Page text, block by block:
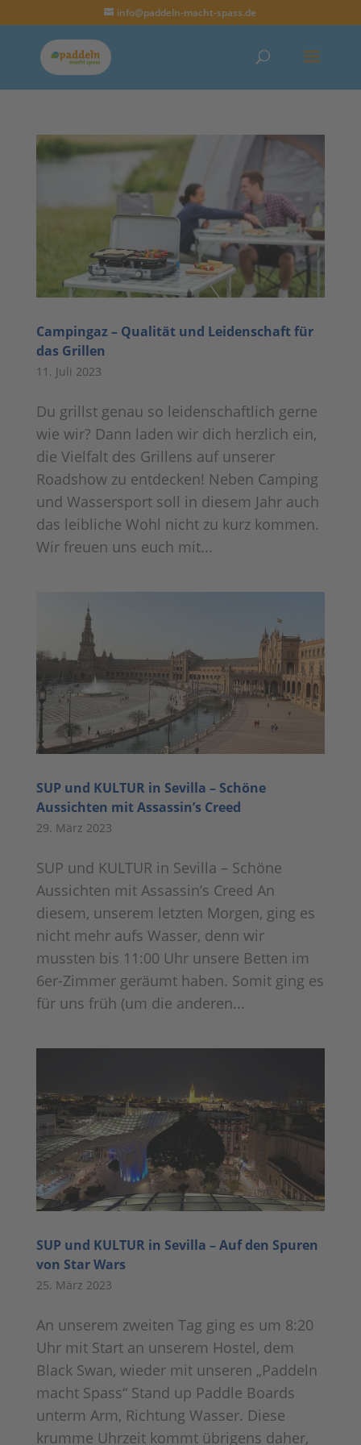
info@paddeln-macht-spass.de
Campingaz – Qualität und Leidenschaft für
das Grillen
11. Juli 2023
Du grillst genau so leidenschaftlich gerne
wie wir? Dann laden wir dich herzlich ein,
die Vielfalt des Grillens auf unserer
Roadshow zu entdecken! Neben Camping
und Wassersport soll in diesem Jahr auch
das leibliche Wohl nicht zu kurz kommen.
Wir freuen uns euch mit...
SUP und KULTUR in Sevilla – Schöne
Aussichten mit Assassin’s Creed
29. März 2023
SUP und KULTUR in Sevilla – Schöne
Aussichten mit Assassin’s Creed An
diesem, unserem letzten Morgen, ging es
nicht mehr aufs Wasser, denn wir
mussten bis 11:00 Uhr unsere Betten im
6er-Zimmer geräumt haben. Somit ging es
für uns früh (um die anderen...
SUP und KULTUR in Sevilla – Auf den Spuren
von Star Wars
25. März 2023
An unserem zweiten Tag ging es um 8:20
Uhr mit Start an unserem Hostel, dem
Black Swan, wieder mit unseren „Paddeln
macht Spass“ Stand up Paddle Boards
unterm Arm, Richtung Wasser. Diese
krumme Uhrzeit kommt übrigens daher,